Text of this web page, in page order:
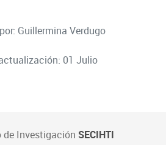
Guillermina Verdugo
01 Julio
de Investigación SECIHTI